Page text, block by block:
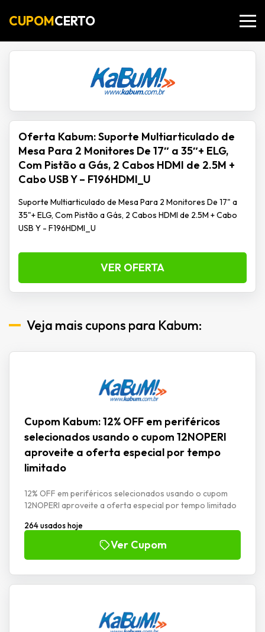
CUPOMCERTO
Oferta Kabum: Suporte Multiarticulado de
Mesa Para 2 Monitores De 17″ a 35″+ ELG,
Com Pistão a Gás, 2 Cabos HDMI de 2.5M +
Cabo USB Y – F196HDMI_U
Suporte Multiarticulado de Mesa Para 2 Monitores De 17" a
35"+ ELG, Com Pistão a Gás, 2 Cabos HDMI de 2.5M + Cabo
USB Y - F196HDMI_U
VER OFERTA
Veja mais cupons para Kabum:
Cupom Kabum: 12% OFF em periféricos
selecionados usando o cupom 12NOPERI
aproveite a oferta especial por tempo
limitado
12% OFF em periféricos selecionados usando o cupom
12NOPERI aproveite a oferta especial por tempo limitado
264 usados hoje
Ver Cupom